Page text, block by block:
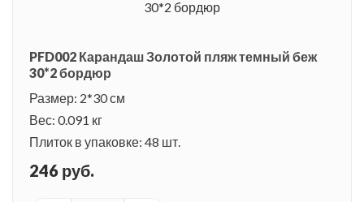
PFD002 Карандаш Золотой пляж темный беж
30*2 бордюр
Размер: 2*30 см
Вес: 0.091 кг
Плиток в упаковке: 48 шт.
246 руб.